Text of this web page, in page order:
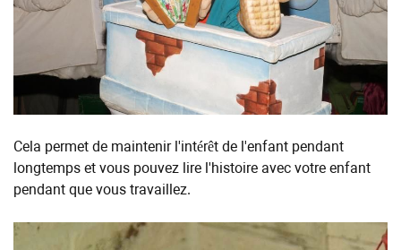
Cela permet de maintenir l'intérêt de l'enfant pendant
longtemps et vous pouvez lire l'histoire avec votre enfant
pendant que vous travaillez.